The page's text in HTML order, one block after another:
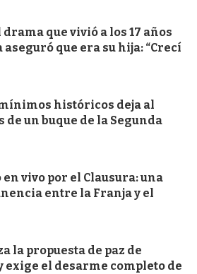
que vivió a los 17 años
que era su hija: “Crecí
históricos deja al
un buque de la Segunda
vivo por el Clausura: una
entre la Franja y el
la propuesta de paz de
exige el desarme completo de